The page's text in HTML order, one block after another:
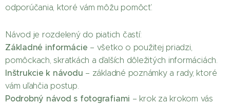
odporúčania, ktoré vám môžu pomôcť.
Návod je rozdelený do piatich častí:
Základné informácie – všetko o použitej priadzi,
pomôckach, skratkách a ďalších dôležitých informáciách.
Inštrukcie k návodu – základné poznámky a rady, ktoré
vám uľahčia postup.
Podrobný návod s fotografiami – krok za krokom vás